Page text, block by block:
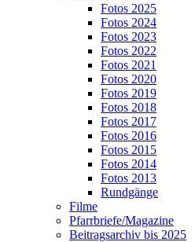
Fotos 2025
Fotos 2024
Fotos 2023
Fotos 2022
Fotos 2021
Fotos 2020
Fotos 2019
Fotos 2018
Fotos 2017
Fotos 2016
Fotos 2015
Fotos 2014
Fotos 2013
Rundgänge
Filme
Pfarrbriefe/Magazine
Beitragsarchiv bis 2025